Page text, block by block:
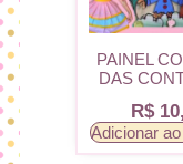
PAINEL
DAS
R$
Adicionar